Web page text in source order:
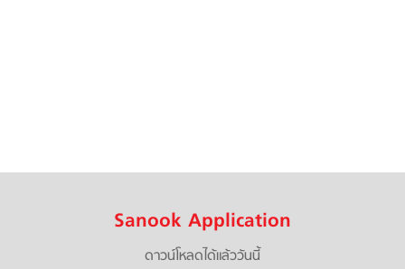
Sanook Application
ดาวน์โหลดได้แล้ววันนี้